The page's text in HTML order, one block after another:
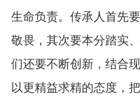
生命负责。传承人首先
敬畏，其次要本分踏实
们还要不断创新，结合
以更精益求精的态度，